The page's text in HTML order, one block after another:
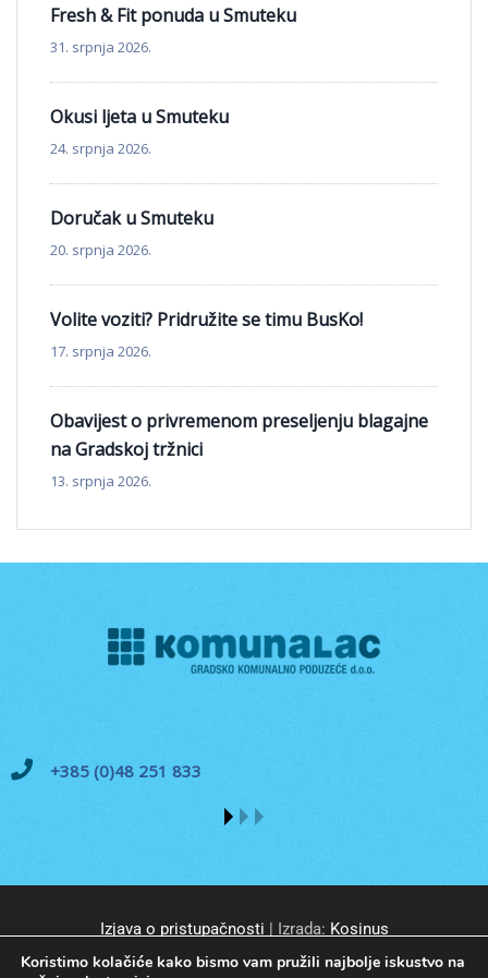
Fresh & Fit ponuda u Smuteku
31. srpnja 2026.
Okusi ljeta u Smuteku
24. srpnja 2026.
Doručak u Smuteku
20. srpnja 2026.
Volite voziti? Pridružite se timu BusKo!
17. srpnja 2026.
Obavijest o privremenom preseljenju blagajne
na Gradskoj tržnici
13. srpnja 2026.
+385 (0)48 251 833
Izjava o pristupačnosti | Izrada: Kosinus
Koristimo kolačiće kako bismo vam pružili najbolje iskustvo na